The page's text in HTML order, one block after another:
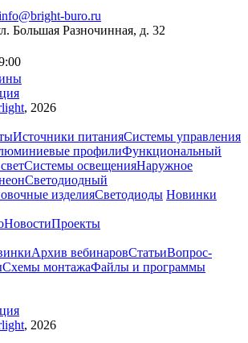
buro.ru
Большая Разночинная, д. 32
, 2026
Источники питанияСистемы управления
профилиФункциональный
Системы освещенияНаружное
Светодиодный
изделияСветодиоды Новинки
НовостиПроекты
Архив вебинаровСтатьиВопрос-
Схемы монтажаФайлы и программы
, 2026